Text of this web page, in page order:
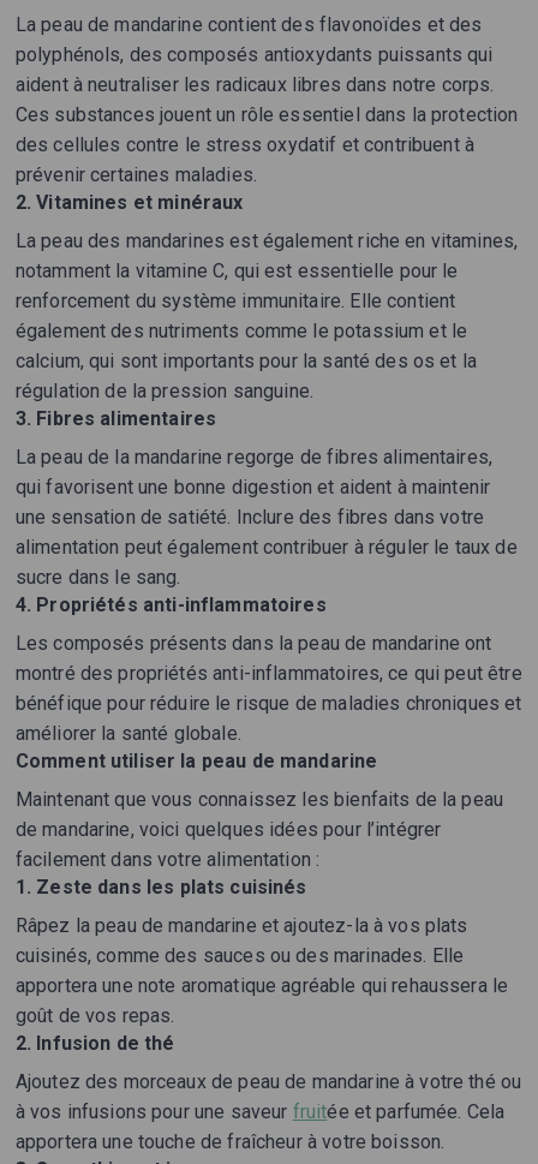
La peau de mandarine contient des flavonoïdes et des
polyphénols, des composés antioxydants puissants qui
aident à neutraliser les radicaux libres dans notre corps.
Ces substances jouent un rôle essentiel dans la protection
des cellules contre le stress oxydatif et contribuent à
prévenir certaines maladies.
2.Vitamines et minéraux
La peau des mandarines est également riche en vitamines,
notamment la vitamine C, qui est essentielle pour le
renforcement du système immunitaire. Elle contient
également des nutriments comme le potassium et le
calcium, qui sont importants pour la santé des os et la
régulation de la pression sanguine.
3. Fibres alimentaires
La peau de la mandarine regorge de fibres alimentaires,
qui favorisent une bonne digestion et aident à maintenir
une sensation de satiété. Inclure des fibres dans votre
alimentation peut également contribuer à réguler le taux de
sucre dans le sang.
4. Propriétés anti-inflammatoires
Les composés présents dans la peau de mandarine ont
montré des propriétés anti-inflammatoires, ce qui peut être
bénéfique pour réduire le risque de maladies chroniques et
améliorer la santé globale.
Comment utiliser la peau de mandarine
Maintenant que vous connaissez les bienfaits de la peau
de mandarine, voici quelques idées pour l’intégrer
facilement dans votre alimentation :
1. Zeste dans les plats cuisinés
Râpez la peau de mandarine et ajoutez-la à vos plats
cuisinés, comme des sauces ou des marinades. Elle
apportera une note aromatique agréable qui rehaussera le
goût de vos repas.
2. Infusion de thé
Ajoutez des morceaux de peau de mandarine à votre thé ou
à vos infusions pour une saveur fruitée et parfumée. Cela
apportera une touche de fraîcheur à votre boisson.